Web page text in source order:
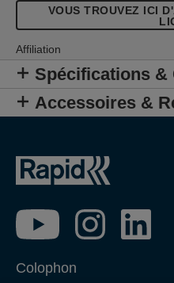
VOUS TROUVEZ ICI
Affiliation
Spécifications
Accessoires &
Colophon